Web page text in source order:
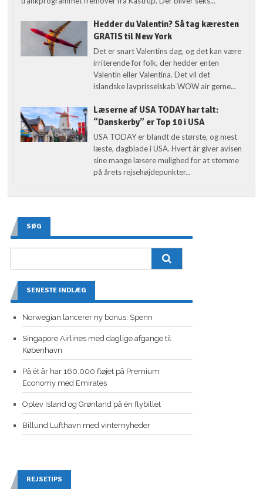
Hedder du Valentin? Så tag kæresten
GRATIS til New York
Det er snart Valentins dag, og det kan være
irriterende for folk, der hedder enten
Valentin eller Valentina. Det vil det
islandske lavprisselskab WOW air gerne...
Læserne af USA TODAY har talt:
“Danskerby” er Top 10 i USA
USA TODAY er blandt de største, og mest
læste, dagblade i USA. Hvert år giver avisen
sine mange læsere mulighed for at stemme
på årets rejsehøjdepunkter...
SØG
SENESTE INDLÆG
Norwegian lancerer ny bonus: Spenn
Singapore Airlines med daglige afgange til
København
På ét år har 160.000 fløjet på Premium
Economy med Emirates
Oplev Island og Grønland på én flybillet
Billund Lufthavn med vinternyheder
REJSETIPS